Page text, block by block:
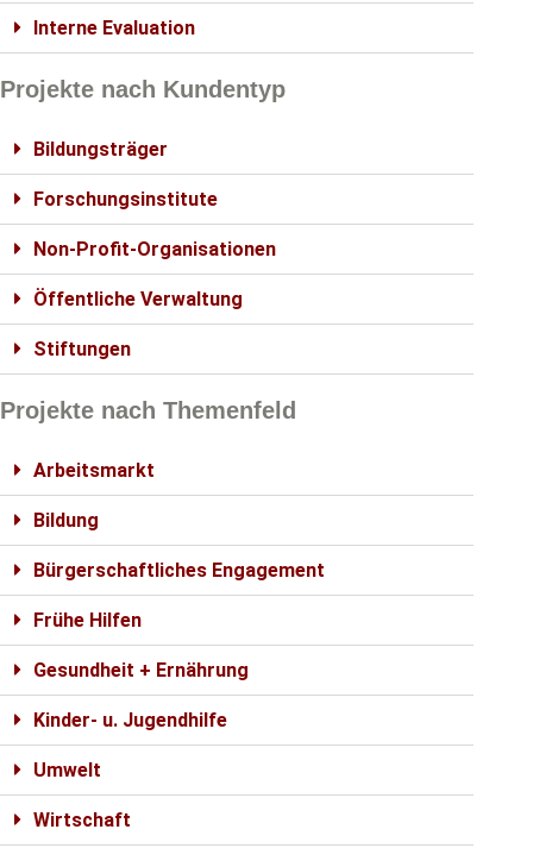
Interne Evaluation
Projekte nach Kundentyp
Bildungsträger
Forschungsinstitute
Non-Profit-Organisationen
Öffentliche Verwaltung
Stiftungen
Projekte nach Themenfeld
Arbeitsmarkt
Bildung
Bürgerschaftliches Engagement
Frühe Hilfen
Gesundheit + Ernährung
Kinder- u. Jugendhilfe
Umwelt
Wirtschaft